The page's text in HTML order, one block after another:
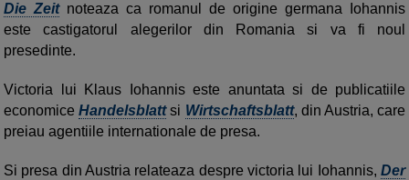
Die Zeitnoteaza ca romanul de origine germana Iohannis
este castigatorul alegerilor din Romania si va fi noul
presedinte.
Victoria lui Klaus Iohannis este anuntata si de publicatiile
economiceHandelsblattsi Wirtschaftsblatt, din Austria, care
preiau agentiile internationale de presa.
Si presa din Austria relateaza despre victoria lui Iohannis, Der